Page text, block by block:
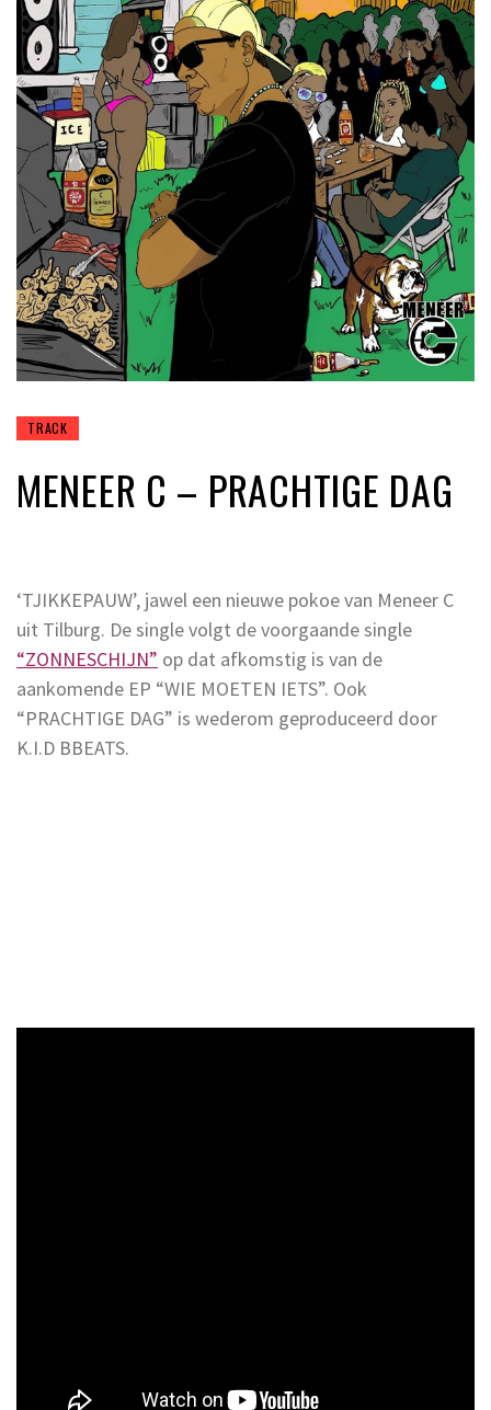
TRACK
MENEER C – PRACHTIGE DAG
‘TJIKKEPAUW’, jawel een nieuwe pokoe van Meneer C
uit Tilburg. De single volgt de voorgaande single
“ZONNESCHIJN” op dat afkomstig is van de
aankomende EP “WIE MOETEN IETS”. Ook
“PRACHTIGE DAG” is wederom geproduceerd door
K.I.D BBEATS.